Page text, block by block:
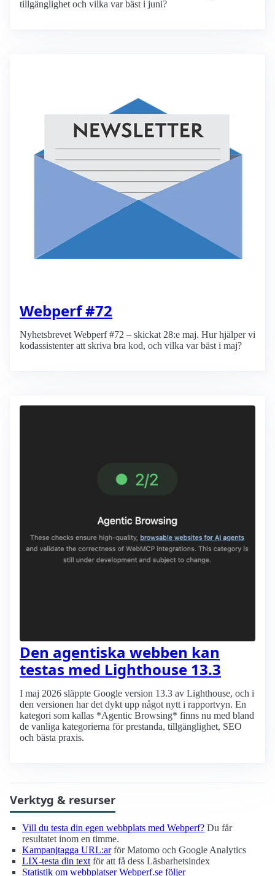
tillgänglighet och vilka var bäst i juni?
Webperf #72
Nyhetsbrevet Webperf #72 – skickat 28:e maj. Hur hjälper vi
kodassistenter att skriva bra kod, och vilka var bäst i maj?
Den agentiska webben kan
testas med Lighthouse 13.3
I maj 2026 släppte Google version 13.3 av Lighthouse, och i
den versionen har det dykt upp något nytt i rapportvyn. En
kategori som kallas *Agentic Browsing* finns nu med bland
de vanliga kategorierna för prestanda, tillgänglighet, SEO
och bästa praxis.
Verktyg & resurser
Vill du testa din egen webbplats med Webperf? Du får
resultatet inom en timme.
Kampanjtagga URL:arför Matomo och Google Analytics
LIX-testa din text för att få dess Läsbarhetsindex
Statistik om webbplatser Webperf.se följer